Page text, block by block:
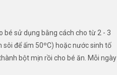
bé sử dụng bằng cách cho từ 2 - 3
để ấm 50ºC) hoặc nước sinh tố
bột mịn rồi cho bé ăn. Mỗi ngày